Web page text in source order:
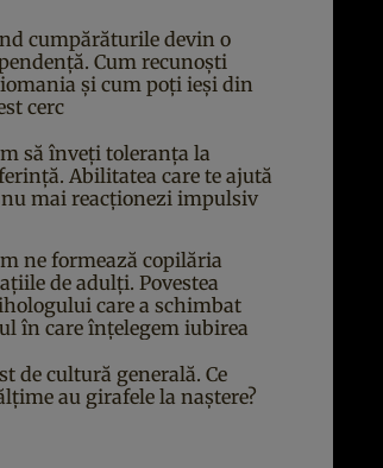
cumpărăturile devin o
Cum recunoști
și cum poți ieși din
cerc
să înveți toleranța la
Abilitatea care te ajută
nu mai reacționezi impulsiv
ne formează copilăria
de adulți. Povestea
care a schimbat
în care înțelegem iubirea
de cultură generală. Ce
au girafele la naștere?